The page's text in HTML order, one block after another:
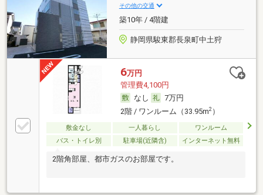
その他の交通
築10年 / 4階建
静岡県駿東郡長泉町中土狩
6万円
管理費4,100円
なし
7万円
2階 / ワンルーム（33.95m2）
敷金なし 一人暮らし
ワンルーム
バス・トイレ別
駐車場(近隣含) インターネット無料
2階角部屋、都市ガスのお部屋です。